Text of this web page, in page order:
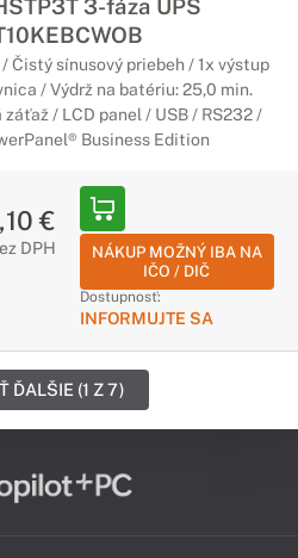
3-fáza UPS
Čistý sínusový priebeh / 1x výstup
/ Výdrž na batériu: 25,0 min.
záťaž / LCD panel / USB / RS232 /
Business Edition
€
DPH
NÁKUP MOŽNÝ IBA NA
IČO / DIČ
Dostupnosť:
INFORMUJTE SA
ĎALŠIE (1 Z 7)